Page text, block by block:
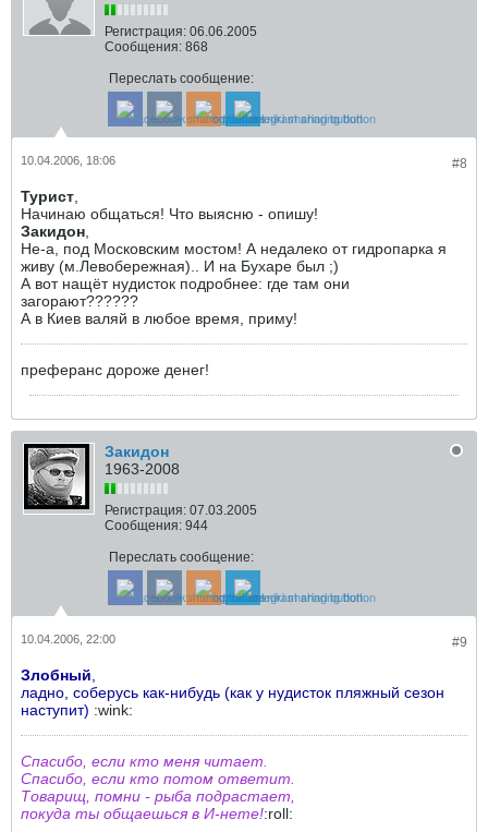
Регистрация: 06.06.2005
Сообщения: 868
Переслать сообщение:
#8
10.04.2006, 18:06
Турист
Начинаю общаться! Что выясню - опишу!
Закидон
Не-а, под Московским мостом! А недалеко от гидропарка я
живу (м.Левобережная).. И на Бухаре был ;)
А вот нащёт нудисток подробнее: где там они
загорают??????
А в Киев валяй в любое время, приму!
преферанс дороже денег!
Закидон
1963-2008
Регистрация: 07.03.2005
Сообщения: 944
Переслать сообщение:
#9
10.04.2006, 22:00
Злобный
ладно, соберусь как-нибудь (как у нудисток пляжный сезон
наступит) :wink:
Спасибо, если кто меня читает.
Спасибо, если кто потом ответит.
Товарищ, помни - рыба подрастает,
покуда ты общаешься в И-нете!:roll: